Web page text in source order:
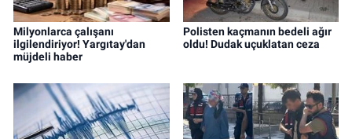
Milyonlarca çalışanı
ilgilendiriyor! Yargıtay'dan
müjdeli haber
Polisten kaçmanın bedeli ağır
oldu! Dudak uçuklatan ceza